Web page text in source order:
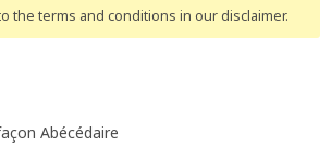
the terms and conditions in our disclaimer.
Abécédaire